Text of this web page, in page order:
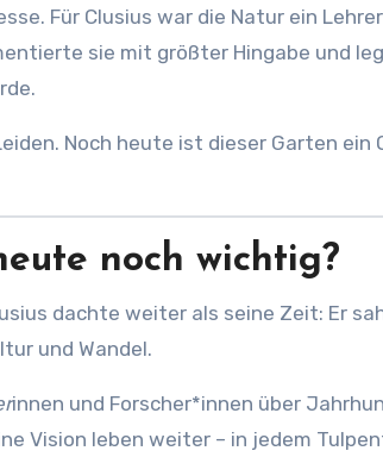
Für Clusius war die Natur ein
sie mit größter Hingabe und
Noch heute ist dieser Garten ein
noch wichtig?
dachte weiter als seine Zeit: Er
und Wandel.
innen und Forscher*innen über
Vision leben weiter – in jedem